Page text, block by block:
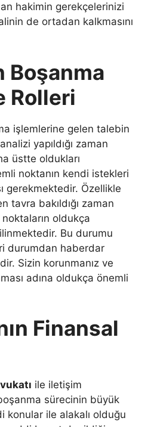
hakimin gerekçelerinizi
de ortadan kalkmasını
Boşanma
Rolleri
işlemlerine gelen talebin
yapıldığı zaman
üstte oldukları
noktanın kendi istekleri
gerekmektedir. Özellikle
tavra bakıldığı zaman
oldukça
Bu durumu
durumdan haberdar
Sizin korunmanız ve
adına oldukça önemli
Finansal
ile iletişim
sürecinin büyük
konular ile alakalı olduğu